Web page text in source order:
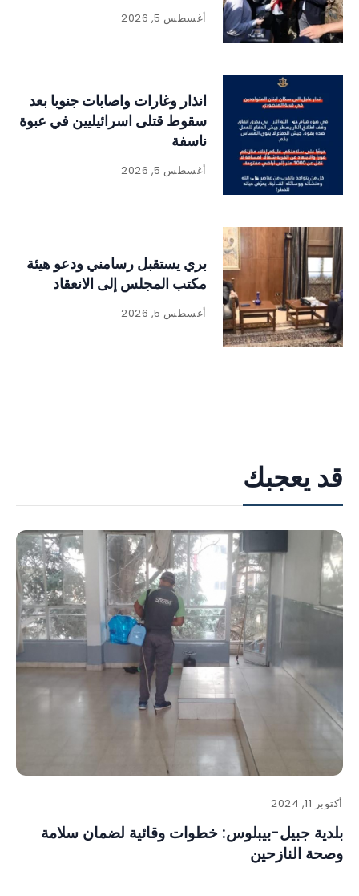
أغسطس 5, 2026
انذار وغارات واصابات جنوبا بعد
سقوط قتلى اسرائيليين في عبوة
ناسفة
أغسطس 5, 2026
بري يستقبل رسامني ودعو هيئة
مكتب المجلس إلى الانعقاد
أغسطس 5, 2026
قد يعجبك
أكتوبر 11, 2024
بلدية جبيل-بيبلوس: خطوات وقائية لضمان سلامة
وصحة النازحين